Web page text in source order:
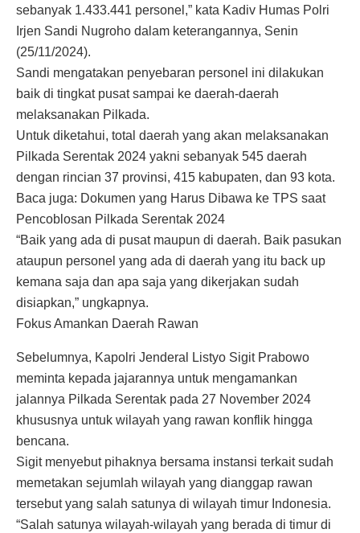
sebanyak 1.433.441 personel,” kata Kadiv Humas Polri
Irjen Sandi Nugroho dalam keterangannya, Senin
(25/11/2024).
Sandi mengatakan penyebaran personel ini dilakukan
baik di tingkat pusat sampai ke daerah-daerah
melaksanakan Pilkada.
Untuk diketahui, total daerah yang akan melaksanakan
Pilkada Serentak 2024 yakni sebanyak 545 daerah
dengan rincian 37 provinsi, 415 kabupaten, dan 93 kota.
Baca juga: Dokumen yang Harus Dibawa ke TPS saat
Pencoblosan Pilkada Serentak 2024
“Baik yang ada di pusat maupun di daerah. Baik pasukan
ataupun personel yang ada di daerah yang itu back up
kemana saja dan apa saja yang dikerjakan sudah
disiapkan,” ungkapnya.
Fokus Amankan Daerah Rawan
Sebelumnya, Kapolri Jenderal Listyo Sigit Prabowo
meminta kepada jajarannya untuk mengamankan
jalannya Pilkada Serentak pada 27 November 2024
khususnya untuk wilayah yang rawan konflik hingga
bencana.
Sigit menyebut pihaknya bersama instansi terkait sudah
memetakan sejumlah wilayah yang dianggap rawan
tersebut yang salah satunya di wilayah timur Indonesia.
“Salah satunya wilayah-wilayah yang berada di timur di